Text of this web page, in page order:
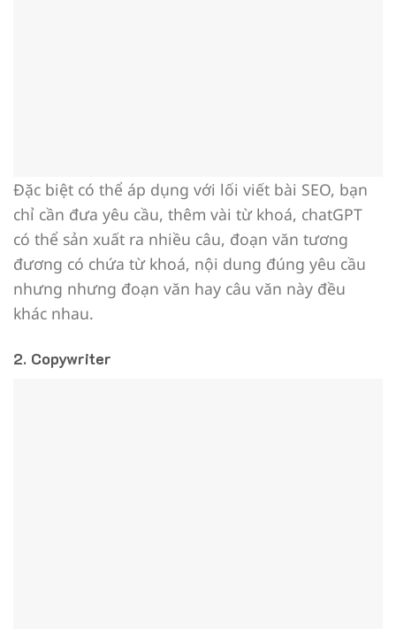
Đặc biệt có thể áp dụng với lối viết bài SEO, bạn
chỉ cần đưa yêu cầu, thêm vài từ khoá, chatGPT
có thể sản xuất ra nhiều câu, đoạn văn tương
đương có chứa từ khoá, nội dung đúng yêu cầu
nhưng nhưng đoạn văn hay câu văn này đều
khác nhau.
2. Copywriter